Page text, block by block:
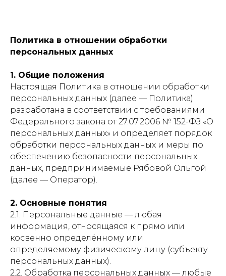
Политика в отношении обработки
персональных данных
1. Общие положения
Настоящая Политика в отношении обработки
персональных данных (далее — Политика)
разработана в соответствии с требованиями
Федерального закона от 27.07.2006 № 152-ФЗ «О
персональных данных» и определяет порядок
обработки персональных данных и меры по
обеспечению безопасности персональных
данных, предпринимаемые Рябовой Ольгой
(далее — Оператор).
2. Основные понятия
2.1. Персональные данные — любая
информация, относящаяся к прямо или
косвенно определённому или
определяемому физическому лицу (субъекту
персональных данных).
2.2. Обработка персональных данных — любые